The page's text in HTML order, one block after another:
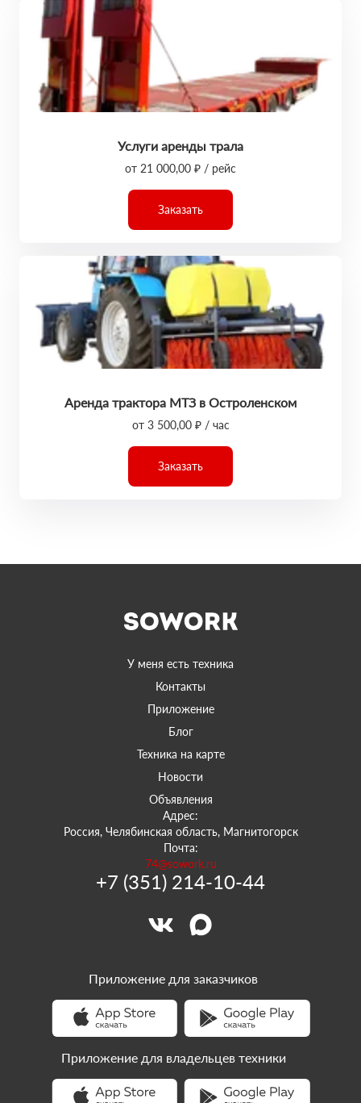
Услуги аренды трала
от 21 000,00 ₽ / рейс
Заказать
Аренда трактора МТЗ в Остроленском
от 3 500,00 ₽ / час
Заказать
У меня есть техника
Контакты
Приложение
Блог
Техника на карте
Новости
Объявления
Адрес:
Россия, Челябинская область, Магнитогорск
Почта:
74@sowork.ru
+7 (351) 214-10-44
Приложение для заказчиков
Приложение для владельцев техники